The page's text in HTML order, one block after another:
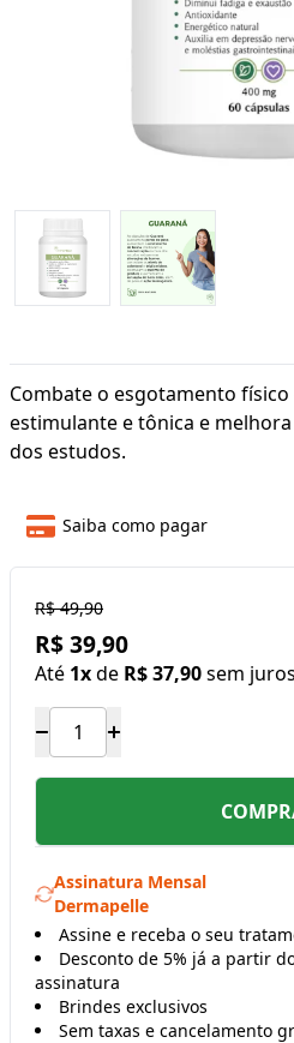
Combate o esgotamento
estimulante e tônica e
dos estudos.
Saiba como pagar
R$ 49,90
R$ 39,90
Até 1xde R$ 37,90sem juros
Assinatura Mensal
Dermapelle
Assine e receba o seu
Desconto de 5% já a partir
assinatura
Brindes exclusivos
Sem taxas e cancelamento